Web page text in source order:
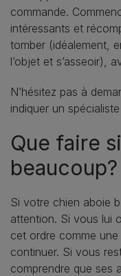
commande.
intéressants et
tomber (idéalement,
l’objet et s’asseoir),
N’hésitez pas à
indiquer un
Que faire
beaucoup?
Si votre chien aboie
attention. Si vous lui
cet ordre comme
continuer. Si vous
comprendre que ses